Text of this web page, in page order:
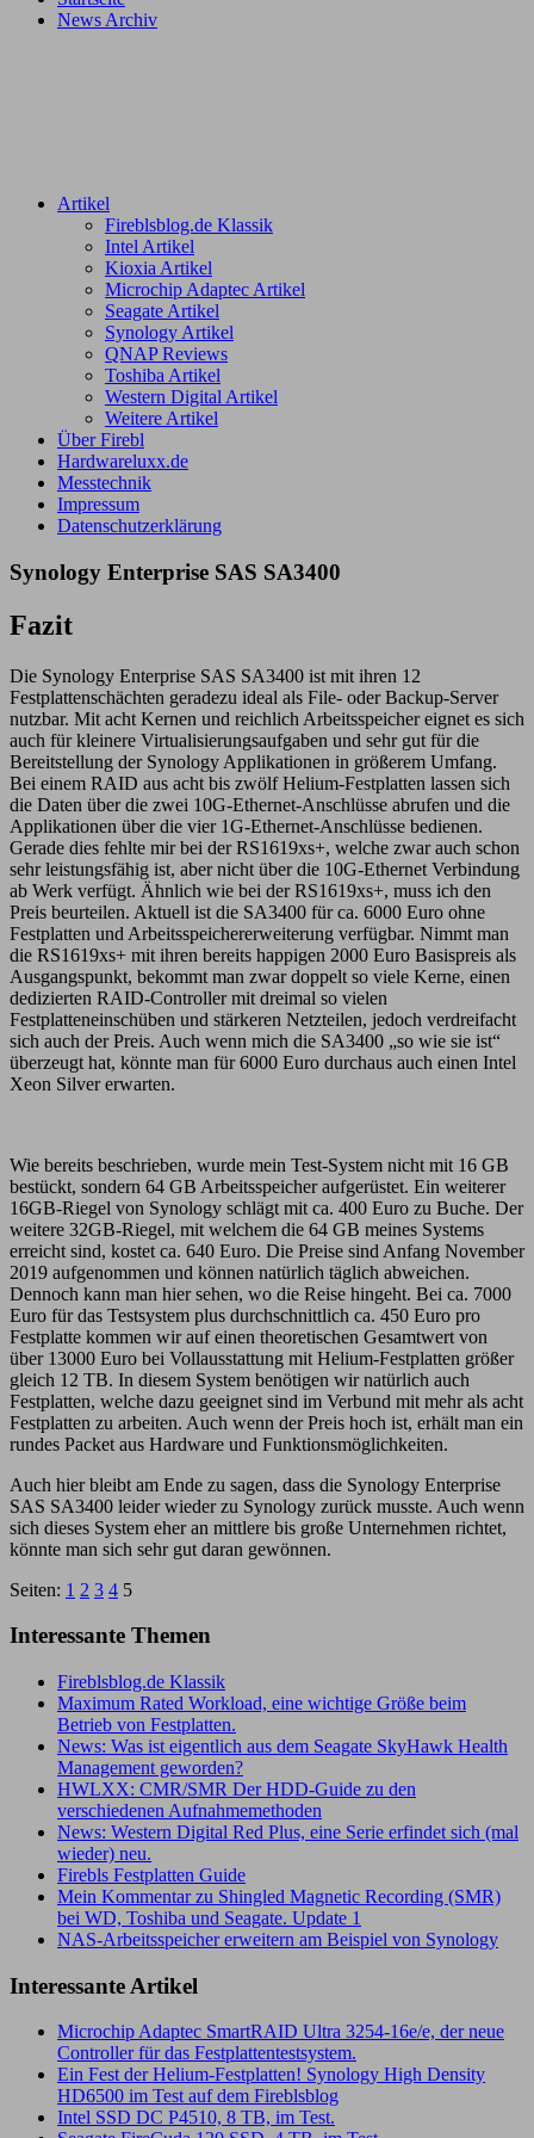
News Archiv
Artikel
Fireblsblog.de Klassik
Intel Artikel
Kioxia Artikel
Microchip Adaptec Artikel
Seagate Artikel
Synology Artikel
QNAP Reviews
Toshiba Artikel
Western Digital Artikel
Weitere Artikel
Über Firebl
Hardwareluxx.de
Messtechnik
Impressum
Datenschutzerklärung
Synology Enterprise SAS SA3400
Fazit
Die Synology Enterprise SAS SA3400 ist mit ihren 12
Festplattenschächten geradezu ideal als File- oder Backup-Server
nutzbar. Mit acht Kernen und reichlich Arbeitsspeicher eignet es sich
auch für kleinere Virtualisierungsaufgaben und sehr gut für die
Bereitstellung der Synology Applikationen in größerem Umfang.
Bei einem RAID aus acht bis zwölf Helium-Festplatten lassen sich
die Daten über die zwei 10G-Ethernet-Anschlüsse abrufen und die
Applikationen über die vier 1G-Ethernet-Anschlüsse bedienen.
Gerade dies fehlte mir bei der RS1619xs+, welche zwar auch schon
sehr leistungsfähig ist, aber nicht über die 10G-Ethernet Verbindung
ab Werk verfügt. Ähnlich wie bei der RS1619xs+, muss ich den
Preis beurteilen. Aktuell ist die SA3400 für ca. 6000 Euro ohne
Festplatten und Arbeitsspeichererweiterung verfügbar. Nimmt man
die RS1619xs+ mit ihren bereits happigen 2000 Euro Basispreis als
Ausgangspunkt, bekommt man zwar doppelt so viele Kerne, einen
dedizierten RAID-Controller mit dreimal so vielen
Festplatteneinschüben und stärkeren Netzteilen, jedoch verdreifacht
sich auch der Preis. Auch wenn mich die SA3400 „so wie sie ist“
überzeugt hat, könnte man für 6000 Euro durchaus auch einen Intel
Xeon Silver erwarten.
Wie bereits beschrieben, wurde mein Test-System nicht mit 16 GB
bestückt, sondern 64 GB Arbeitsspeicher aufgerüstet. Ein weiterer
16GB-Riegel von Synology schlägt mit ca. 400 Euro zu Buche. Der
weitere 32GB-Riegel, mit welchem die 64 GB meines Systems
erreicht sind, kostet ca. 640 Euro. Die Preise sind Anfang November
2019 aufgenommen und können natürlich täglich abweichen.
Dennoch kann man hier sehen, wo die Reise hingeht. Bei ca. 7000
Euro für das Testsystem plus durchschnittlich ca. 450 Euro pro
Festplatte kommen wir auf einen theoretischen Gesamtwert von
über 13000 Euro bei Vollausstattung mit Helium-Festplatten größer
gleich 12 TB. In diesem System benötigen wir natürlich auch
Festplatten, welche dazu geeignet sind im Verbund mit mehr als acht
Festplatten zu arbeiten. Auch wenn der Preis hoch ist, erhält man ein
rundes Packet aus Hardware und Funktionsmöglichkeiten.
Auch hier bleibt am Ende zu sagen, dass die Synology Enterprise
SAS SA3400 leider wieder zu Synology zurück musste. Auch wenn
sich dieses System eher an mittlere bis große Unternehmen richtet,
könnte man sich sehr gut daran gewönnen.
Seiten: 1 2 3 4 5
Interessante Themen
Fireblsblog.de Klassik
Maximum Rated Workload, eine wichtige Größe beim
Betrieb von Festplatten.
News: Was ist eigentlich aus dem Seagate SkyHawk Health
Management geworden?
HWLXX: CMR/SMR Der HDD-Guide zu den
verschiedenen Aufnahmemethoden
News: Western Digital Red Plus, eine Serie erfindet sich (mal
wieder) neu.
Firebls Festplatten Guide
Mein Kommentar zu Shingled Magnetic Recording (SMR)
bei WD, Toshiba und Seagate. Update 1
NAS-Arbeitsspeicher erweitern am Beispiel von Synology
Interessante Artikel
Microchip Adaptec SmartRAID Ultra 3254-16e/e, der neue
Controller für das Festplattentestsystem.
Ein Fest der Helium-Festplatten! Synology High Density
HD6500 im Test auf dem Fireblsblog
Intel SSD DC P4510, 8 TB, im Test.